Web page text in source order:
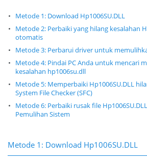
Metode 1: Download Hp1006SU.DLL
Metode 2: Perbaiki yang hilang kesalahan
otomatis
Metode 3: Perbarui driver untuk
Metode 4: Pindai PC Anda untuk mencari
kesalahan hp1006su.dll
Metode 5: Memperbaiki Hp1006SU.DLL
System File Checker (SFC)
Metode 6: Perbaiki rusak file
Pemulihan Sistem
Metode 1: Download Hp1006SU.DLL